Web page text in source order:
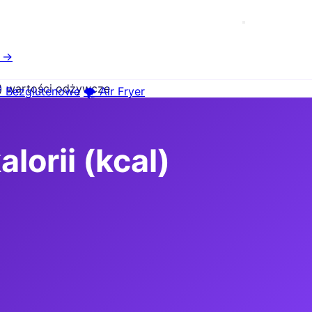
→
Bezglutenowe 🌪️ Air Fryer
wartości odżywcze
(kcal)